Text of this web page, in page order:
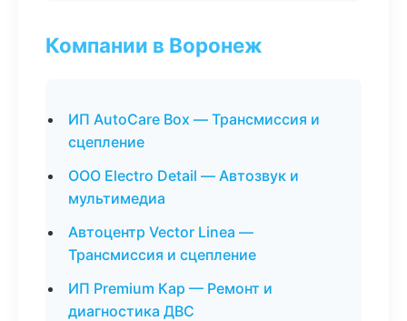
Компании в Воронеж
ИП AutoCare Box — Трансмиссия и
сцепление
ООО Electro Detail — Автозвук и
мультимедиа
Автоцентр Vector Linea —
Трансмиссия и сцепление
ИП Premium Кар — Ремонт и
диагностика ДВС